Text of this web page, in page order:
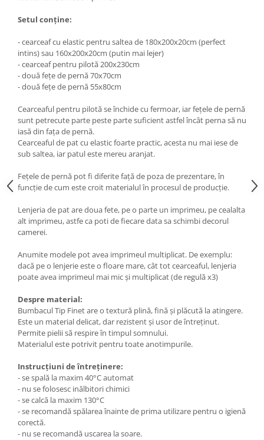
Setul conține:
- cearceaf cu elastic pentru saltea de 180x200x20cm (perfect
intins) sau 160x200x20cm (putin mai lejer)
- cearceaf pentru pilotă 200x230cm
- două fețe de pernă 70x70cm
- două fețe de pernă 55x80cm
Cearceaful pentru pilotă se închide cu fermoar, iar fețele de pernă
sunt petrecute parte peste parte suficient astfel încât perna să nu
iasă din fața de pernă.
Cearceaful de pat cu elastic foarte practic, acesta nu mai iese de
sub saltea, iar patul este mereu aranjat.
Fețele de pernă pot fi diferite față de poza de prezentare, în
funcție de cum este croit materialul în procesul de producție.
Lenjeria de pat are doua fete, pe o parte un imprimeu, pe cealalta
alt imprimeu, astfe ca poti de fiecare data sa schimbi decorul
camerei.
Anumite modele pot avea imprimeul multiplicat. De exemplu:
dacă pe o lenjerie este o floare mare, cât tot cearceaful, lenjeria
poate avea imprimeul mai mic și multiplicat (de regulă x3)
Despre material:
Bumbacul Tip Finet are o textură plină, fină și plăcută la atingere.
Este un material delicat, dar rezistent și usor de întreținut.
Permite pielii să respire în timpul somnului.
Materialul este potrivit pentru toate anotimpurile.
Instrucțiuni de întreținere:
- se spală la maxim 40°C automat
- nu se folosesc inălbitori chimici
- se calcă la maxim 130°C
- se recomandă spălarea înainte de prima utilizare pentru o igienă
corectă.
- nu se recomandă uscarea la soare.